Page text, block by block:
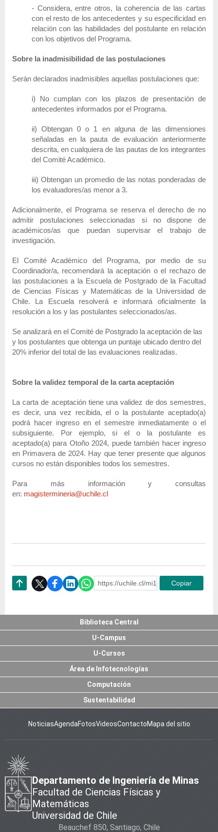
- Considera, entre otros, la coherencia de las cartas
con el resto de los antecedentes y su especificidad en
relación con las habilidades del postulante en relación
con los objetivos del Programa.
Sobre la inadmisibilidad de las postulaciones
Serán declarados inadmisibles aquellas postulaciones que:
i) No cumplan con los plazos de presentación de
antecedentes informados por el Programa.
ii) Obtengan 0 o 1 en alguna de las dimensiones
señaladas en la pauta de evaluación anteriormente
descrita, en cualquiera de las pautas de los integrantes
del Comité Académico.
iii) Obtengan un promedio de las notas ponderadas de
los evaluadores/as menor a 3.
Adicionalmente, el Programa se reserva el derecho de no
admitir postulaciones seleccionadas si no dispone de
académicos/as que puedan supervisar el trabajo de
investigación.
El Comité Académico del Programa, por medio de su
Coordinador/a, recomendará la aceptación o el rechazo de
las postulaciones a la Escuela de Postgrado de la Facultad
de Ciencias Físicas y Matemáticas de la Universidad de
Chile. La Escuela resolverá e informará oficialmente la
resolución a los y las postulantes seleccionados/as.
Se analizará en el Comité de Postgrado la aceptación de las
y los postulantes que obtenga un puntaje ubicado dentro del
20% inferior del total de las evaluaciones realizadas.
Sobre la validez temporal de la carta aceptación
La carta de aceptación tiene una validez de dos semestres,
es decir, una vez recibida, el o la postulante aceptado(a)
podrá hacer ingreso en el semestre inmediatamente o el
subsiguiente. Por ejemplo, si el o la postulante es
aceptado(a) para Otoño 2024, puede también hacer ingreso
en Primavera de 2024. Hay que tener presente que algunos
cursos no están disponibles todos los semestres.
Para más información y consultas
en: magistermineria@uchile.cl
https://uchile.cl/mi169378Copiar
Biblioteca Central
U-Campus
U-Cursos
Área de Infotecnologías
Computación
Sustentabilidad
NoticiasAgendaFotosVideosContactoMapa del sitio
Departamento de Ingeniería de Minas
Facultad de Ciencias Físicas y
Matemáticas
Universidad de Chile
Beauchef 850, Santiago, Chile